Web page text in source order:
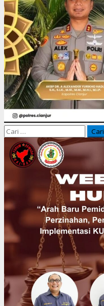
Cari
untuk: